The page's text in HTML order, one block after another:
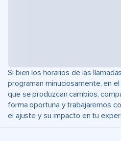
Si bien los horarios de las
programan minuciosamente, en
que se produzcan cambios,
forma oportuna y trabajaremos
el ajuste y su impacto en tu